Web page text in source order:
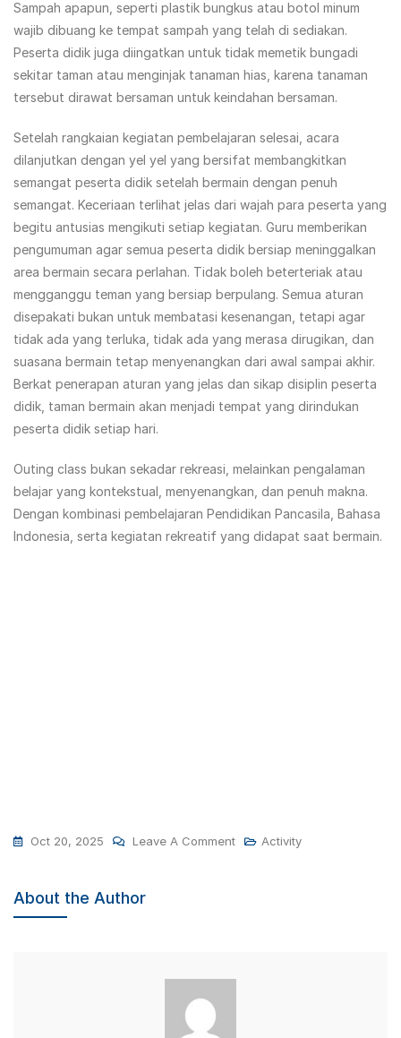
Sampah apapun, seperti plastik bungkus atau botol minum
wajib dibuang ke tempat sampah yang telah di sediakan.
Peserta didik juga diingatkan untuk tidak memetik bungadi
sekitar taman atau menginjak tanaman hias, karena tanaman
tersebut dirawat bersaman untuk keindahan bersaman.
Setelah rangkaian kegiatan pembelajaran selesai, acara
dilanjutkan dengan yel yel yang bersifat membangkitkan
semangat peserta didik setelah bermain dengan penuh
semangat. Keceriaan terlihat jelas dari wajah para peserta yang
begitu antusias mengikuti setiap kegiatan. Guru memberikan
pengumuman agar semua peserta didik bersiap meninggalkan
area bermain secara perlahan. Tidak boleh beterteriak atau
mengganggu teman yang bersiap berpulang. Semua aturan
disepakati bukan untuk membatasi kesenangan, tetapi agar
tidak ada yang terluka, tidak ada yang merasa dirugikan, dan
suasana bermain tetap menyenangkan dari awal sampai akhir.
Berkat penerapan aturan yang jelas dan sikap disiplin peserta
didik, taman bermain akan menjadi tempat yang dirindukan
peserta didik setiap hari.
Outing class bukan sekadar rekreasi, melainkan pengalaman
belajar yang kontekstual, menyenangkan, dan penuh makna.
Dengan kombinasi pembelajaran Pendidikan Pancasila, Bahasa
Indonesia, serta kegiatan rekreatif yang didapat saat bermain.
Oct 20, 2025 Leave A CommentOn
Sengkaling
Activity
About the Author